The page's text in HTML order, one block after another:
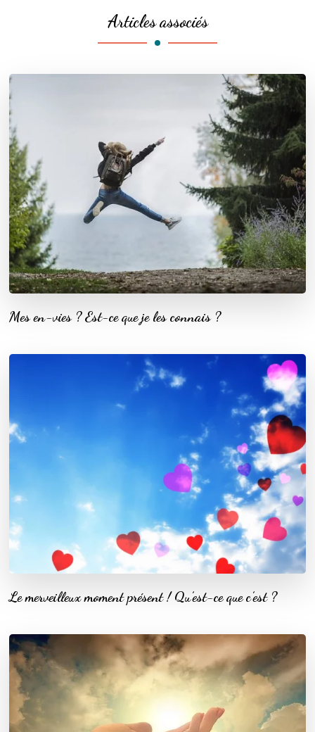
Articles associés
Mes en-vies ? Est-ce que je les connais ?
Le merveilleux moment présent ! Qu’est-ce que c’est ?